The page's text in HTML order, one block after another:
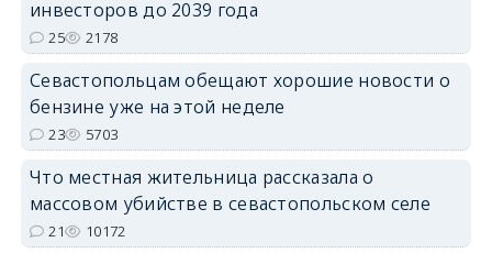
инвесторов до 2039 года
25 2178
Севастопольцам обещают хорошие новости о
бензине уже на этой неделе
23 5703
Что местная жительница рассказала о
массовом убийстве в севастопольском селе
21 10172